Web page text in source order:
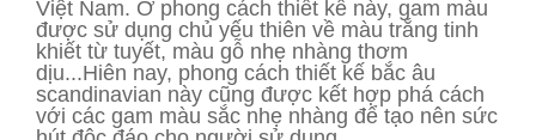
Việt Nam. Ở phong cách thiết kế này, gam màu
được sử dụng chủ yếu thiên về màu trắng tinh
khiết từ tuyết, màu gỗ nhẹ nhàng thơm
dịu...Hiên nay, phong cách thiết kế bắc âu
scandinavian này cũng được kết hợp phá cách
với các gam màu sắc nhẹ nhàng để tạo nên sức